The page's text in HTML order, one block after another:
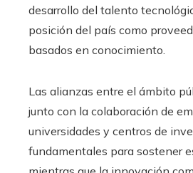
desarrollo del talento
posición del país como
basados en conocimiento.
Las alianzas entre el ámbito
junto con la colaboración de
universidades y centros de
fundamentales para sostener